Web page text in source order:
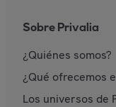
Sobre Privalia
¿Quiénes somos?
¿Qué ofrecemos
Los universos de